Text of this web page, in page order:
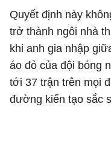
Quyết định này
trở thành ngôi nhà
khi anh gia nhập
áo đỏ của đội bóng
tới 37 trận trên mọi
đường kiến tạo sắc